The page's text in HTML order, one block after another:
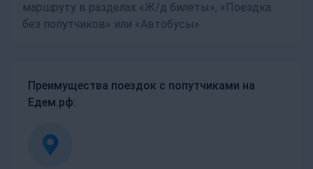
маршруту в разделах «Ж/д билеты», «Поездка
без попутчиков» или «Автобусы»
Преимущества поездок с попутчиками на
Едем.рф: